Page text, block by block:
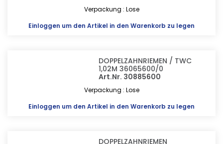
Verpackung : Lose
Einloggen um den Artikel in den Warenkorb zu legen
DOPPELZAHNRIEMEN / TWC
1,02M 36065600/0
Art.Nr. 30885600
Verpackung : Lose
Einloggen um den Artikel in den Warenkorb zu legen
DOPPELZAHNRIEMEN